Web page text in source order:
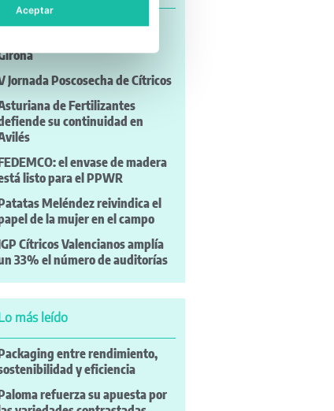
Casadellà, nuevo
Jornada Poscosecha de Cítricos
de Fertilizantes
su continuidad en
el envase de madera
listo para el PPWR
Meléndez reivindica el
de la mujer en el campo
Cítricos Valencianos amplía
33% el número de auditorías
más leído
entre rendimiento,
y eficiencia
refuerza su apuesta por
Aceptar